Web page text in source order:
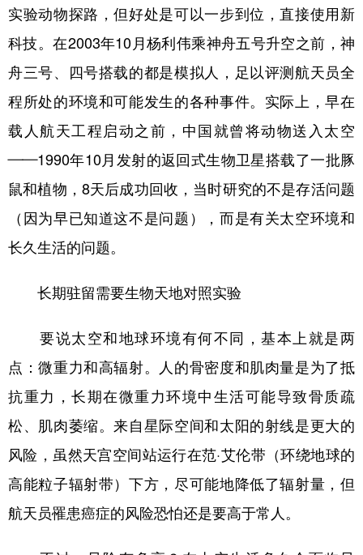
实验动物探路，但好处是可以一步到位，直接使用新
科技。在2003年10月杨利伟乘神舟五号升空之前，神
舟三号、四号搭载的都是模拟人，足以评测航天员全
程所处的环境和可能发生的各种事件。实际上，早在
载人航天工程启动之前，中国就曾将动物送入太空
——1990年10月发射的返回式生物卫星搭载了一批豚
鼠和植物，8天后成功回收，当时研究的不是存活问题
（因为早已知道这不是问题），而是有关太空环境和
长久生活的问题。
长期驻留需要生物天地对照实验
要说太空和地球环境有何不同，基本上就是两
点：微重力和高辐射。人的骨密度和肌肉量是为了抵
抗重力，长期在微重力环境中生活可能导致骨质疏
松、肌肉萎缩。来自星际空间和太阳的射线是更大的
风险，虽然天宫空间站运行在范·艾伦带（环绕地球的
高能粒子辐射带）下方，尽可能地降低了辐射量，但
航天员罹患癌症的风险恐怕还是要高于常人。